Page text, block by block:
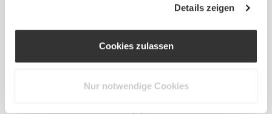
Details zeigen
Cookies zulassen
Nur notwendige Cookies